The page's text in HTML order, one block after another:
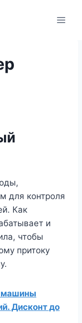
для контроля
Как
и
чтобы
притоку
машины
Дисконт до